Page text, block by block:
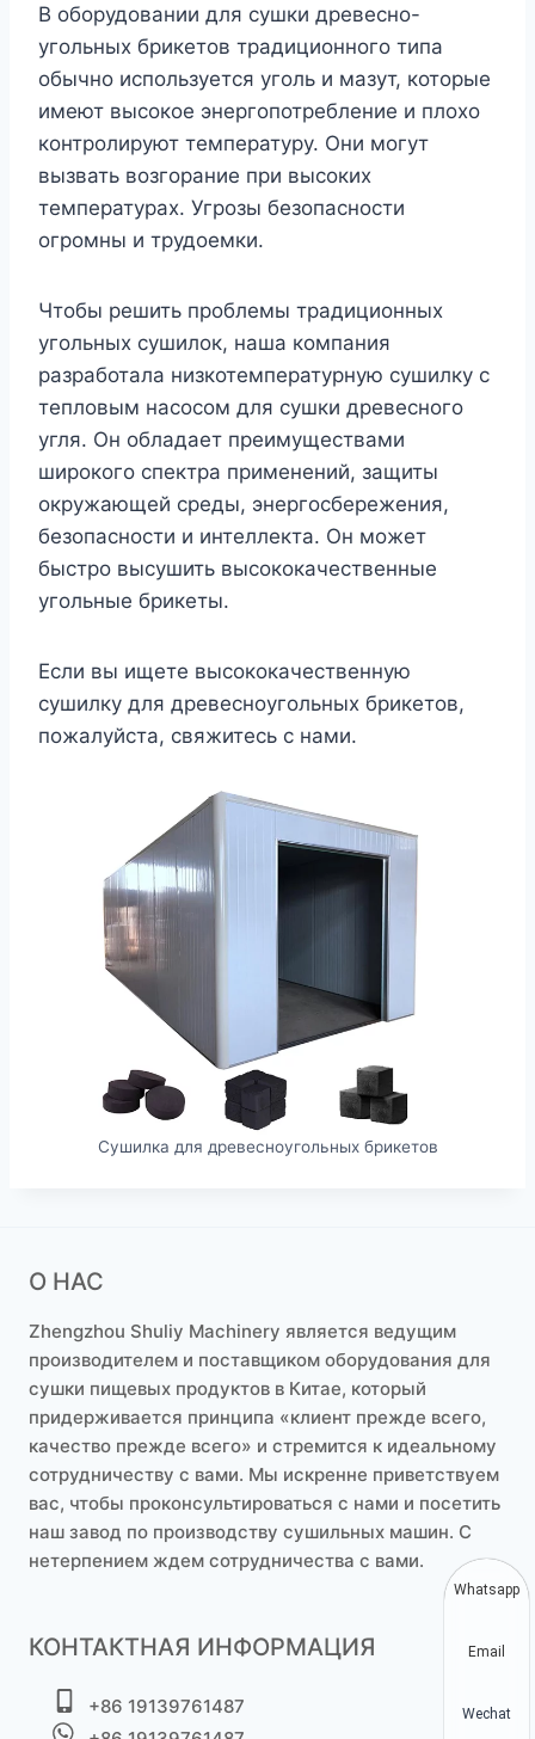
В оборудовании для сушки древесно-
угольных брикетов традиционного типа
обычно используется уголь и мазут, которые
имеют высокое энергопотребление и плохо
контролируют температуру. Они могут
вызвать возгорание при высоких
температурах. Угрозы безопасности
огромны и трудоемки.
Чтобы решить проблемы традиционных
угольных сушилок, наша компания
разработала низкотемпературную сушилку с
тепловым насосом для сушки древесного
угля. Он обладает преимуществами
широкого спектра применений, защиты
окружающей среды, энергосбережения,
безопасности и интеллекта. Он может
быстро высушить высококачественные
угольные брикеты.
Если вы ищете высококачественную
сушилку для древесноугольных брикетов,
пожалуйста, свяжитесь с нами.
Сушилка для древесноугольных брикетов
О НАС
Zhengzhou Shuliy Machinery является ведущим
производителем и поставщиком оборудования для
сушки пищевых продуктов в Китае, который
придерживается принципа «клиент прежде всего,
качество прежде всего» и стремится к идеальному
сотрудничеству с вами. Мы искренне приветствуем
вас, чтобы проконсультироваться с нами и посетить
наш завод по производству сушильных машин. С
нетерпением ждем сотрудничества с вами.
КОНТАКТНАЯ ИНФОРМАЦИЯ
+86 19139761487
Whatsapp
Email
Wechat